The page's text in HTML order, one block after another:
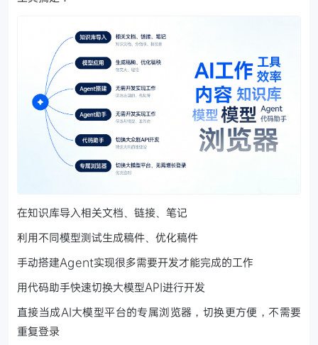
在知识库导入相关文档、链接、笔记
利用不同模型测试生成稿件、优化稿件
手动搭建Agent实现很多需要开发才能完成的工作
用代码助手快速切换大模型API进行开发
直接当成AI大模型平台的专属浏览器，切换更方便，不需要
重复登录